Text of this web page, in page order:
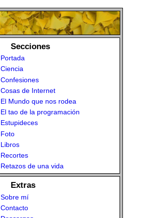
Secciones
Portada
Ciencia
Confesiones
Cosas de Internet
El Mundo que nos rodea
El tao de la programación
Estupideces
Foto
Libros
Recortes
Retazos de una vida
Extras
Sobre mí
Contacto